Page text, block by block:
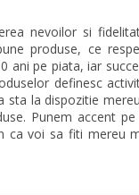
nevoilor si
produse, ce
ani pe piata, iar
definesc
sta la dispozitie
Punem accent
ca voi sa fiti mereu